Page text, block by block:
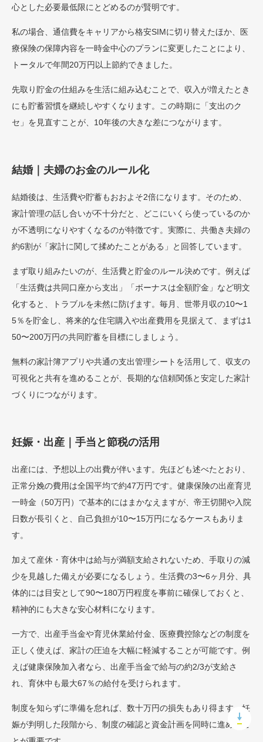
心とした必要最低限にとどめるのが賢明です。
私の場合、通信費をキャリアから格安SIMに切り替えたほか、医
療保険の保障内容を一時金中心のプランに変更したことにより、
トータルで年間20万円以上節約できました。
先取り貯金の仕組みを生活に組み込むことで、収入が増えたとき
にも貯蓄習慣を継続しやすくなります。この時期に「支出のク
セ」を見直すことが、10年後の大きな差につながります。
結婚｜夫婦のお金のルール化
結婚後は、生活費や貯蓄もおおよそ2倍になります。そのため、
家計管理の話し合いが不十分だと、どこにいくら使っているのか
が不透明になりやすくなるのが特徴です。実際に、共働き夫婦の
約6割が「家計に関して揉めたことがある」と回答しています。
まず取り組みたいのが、生活費と貯金のルール決めです。例えば
「生活費は共同口座から支出」「ボーナスは全額貯金」など明文
化すると、トラブルを未然に防げます。毎月、世帯月収の10〜1
5％を貯金し、将来的な住宅購入や出産費用を見据えて、まずは1
50〜200万円の共同貯蓄を目標にしましょう。
無料の家計簿アプリや共通の支出管理シートを活用して、収支の
可視化と共有を進めることが、長期的な信頼関係と安定した家計
づくりにつながります。
妊娠・出産｜手当と節税の活用
出産には、予想以上の出費が伴います。先ほども述べたとおり、
正常分娩の費用は全国平均で約47万円です。健康保険の出産育児
一時金（50万円）で基本的にはまかなえますが、帝王切開や入院
日数が長引くと、自己負担が10〜15万円になるケースもありま
す。
加えて産休・育休中は給与が満額支給されないため、手取りの減
少を見越した備えが必要になるしょう。生活費の3〜6ヶ月分、具
体的には目安として90〜180万円程度を事前に確保しておくと、
精神的にも大きな安心材料になります。
一方で、出産手当金や育児休業給付金、医療費控除などの制度を
正しく使えば、家計の圧迫を大幅に軽減することが可能です。例
えば健康保険加入者なら、出産手当金で給与の約2/3が支給さ
れ、育休中も最大67％の給付を受けられます。
制度を知らずに準備を怠れば、数十万円の損失もあり得ます。妊
娠が判明した段階から、制度の確認と資金計画を同時に進めるこ